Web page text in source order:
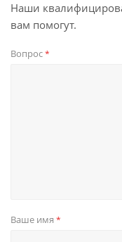
Наши
вам помогут.
Вопрос*
Ваше имя *